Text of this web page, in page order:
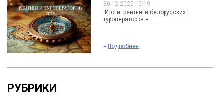
30.12.2025 10:19
Итоги: рейтинги белорусских
туроператоров в...
» Подробнее
РУБРИКИ